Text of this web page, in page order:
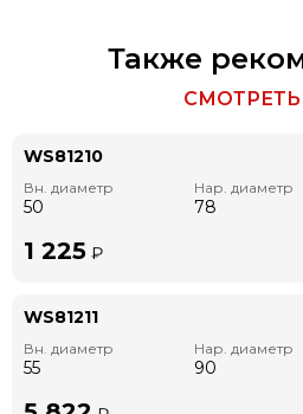
Также
СМОТРЕТЬ
WS81210
Вн. диаметр
50
Нар. диаметр
78
1 225 ₽
WS81211
Вн. диаметр
55
Нар. диаметр
90